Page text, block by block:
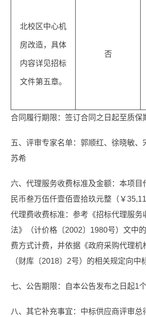
北校区中心机
房改造，具体
内容详见招标
文件第五章。
否
合同履行期限：签订合同之日起至质保
五、评审专家名单：郭顺红、徐晓敏、
苏希
六、代理服务收费标准及金额：本项目
民币叁万伍仟壹佰壹拾玖元整（￥
代理费收费标准：参考《招标代理服务
法》（计价格〔2002〕1980号）文中
费方式计费，并依据《政府采购代理机
（财库〔2018〕2号）的相关规定向中
七、公告期限：自本公告发布之日起1个
八、其它补充事宜：中标供应商评审总